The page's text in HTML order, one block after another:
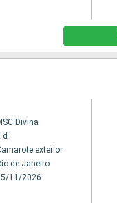
Divina
d
exterior
de Janeiro
11/2026